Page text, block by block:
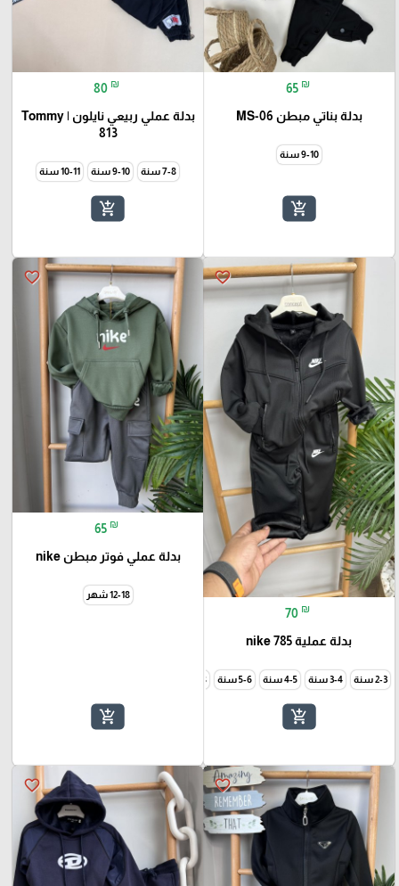
65 ₪
بدلة بناتي مبطن MS-06
9-10 سنة
add_shopping_cart
80 ₪
بدلة عملي ربيعي نايلون Tommy |
813
7-8 سنة 9-10 سنة 10-11 سنة
add_shopping_cart
favorite_border
70 ₪
بدلة عملية nike 785
2-3 سنة 3-4 سنة 4-5 سنة 5-6 سنة 7-8 سنة
add_shopping_cart
favorite_border
65 ₪
بدلة عملي فوتر مبطن nike
12-18 شهر
add_shopping_cart
favorite_border
favorite_border